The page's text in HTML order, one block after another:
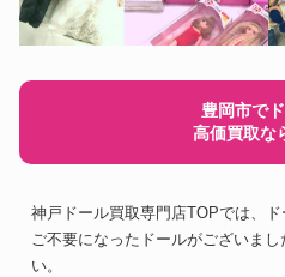
豊岡市で
高価買取な
神戸ドール買取専門店TOPでは、
ご不要になったドールがございま
い。